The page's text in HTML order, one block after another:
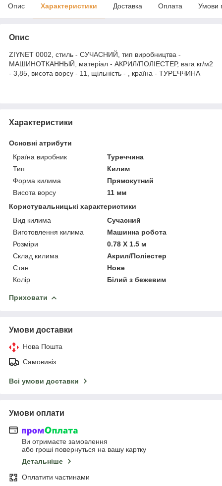
Опис Характеристики Доставка Оплата Умови
Опис
ZIYNET 0002, стиль - СУЧАСНИЙ, тип виробництва -
МАШИНОТКАННЫЙ, матеріал - АКРИЛ/ПОЛІЕСТЕР, вага кг/м2
- 3,85, висота ворсу - 11, щільність - , країна - ТУРЕЧЧИНА
Характеристики
Основні атрибути
Країна виробник
Туреччина
Тип
Килим
Форма килима
Прямокутний
Висота ворсу
11 мм
Користувальницькі характеристики
Вид килима
Сучасний
Виготовлення килима
Машинна робота
Розміри
0.78 Х 1.5 м
Склад килима
Акрил/Поліестер
Стан
Нове
Колір
Білий з бежевим
Приховати
Умови доставки
Нова Пошта
Самовивіз
Всі умови доставки
Умови оплати
Ви отримаєте замовлення
або гроші повернуться на вашу картку
Детальніше
Оплатити частинами